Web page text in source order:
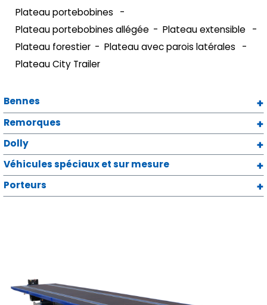
Plateau portebobines
Plateau portebobines allégée
Plateau extensible
Plateau forestier
Plateau avec parois latérales
Plateau City Trailer
Bennes
Remorques
Dolly
Véhicules spéciaux et sur mesure
Porteurs